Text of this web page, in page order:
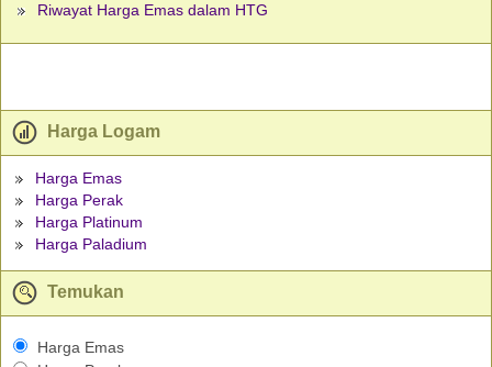
Riwayat Harga Emas dalam HTG
Harga Logam
Harga Emas
Harga Perak
Harga Platinum
Harga Paladium
Temukan
Harga Emas